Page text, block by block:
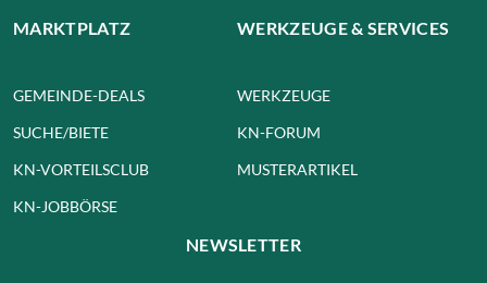
MARKTPLATZ
GEMEINDE-DEALS
SUCHE/BIETE
KN-VORTEILSCLUB
KN-JOBBÖRSE
WERKZEUGE & SERVICES
WERKZEUGE
KN-FORUM
MUSTERARTIKEL
NEWSLETTER